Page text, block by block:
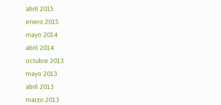
abril 2015
enero 2015
mayo 2014
abril 2014
octubre 2013
mayo 2013
abril 2013
marzo 2013